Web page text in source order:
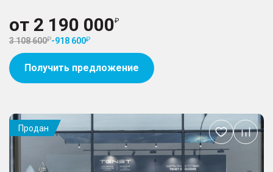
от 2 190 000
3 108 600 -918 600
Получить предложение
Продан
Добавить
в
избранное